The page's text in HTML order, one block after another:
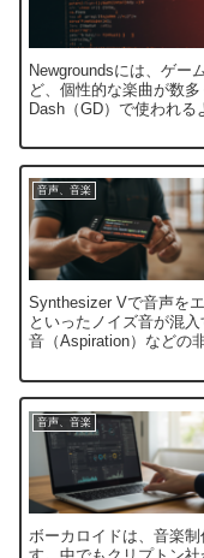
Newgroundsには、ゲー
ど、個性的な楽曲が数
Dash（GD）で使われる
音声、音楽
Synthesizer Vで音声を
といったノイズ音が混
音（Aspiration）などの
音声、音楽
ボーカロイドは、音楽